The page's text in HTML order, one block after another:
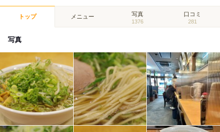
トップ メニュー 写真
1376
口コミ
281
写真